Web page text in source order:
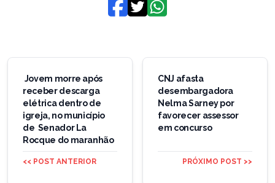
Navegação
Post
Jovem morre após
receber descarga
elétrica dentro de
igreja, no município
de Senador La
Rocque do maranhão
<< POST ANTERIOR
CNJ afasta
desembargadora
Nelma Sarney por
favorecer assessor
em concurso
PRÓXIMO POST >>